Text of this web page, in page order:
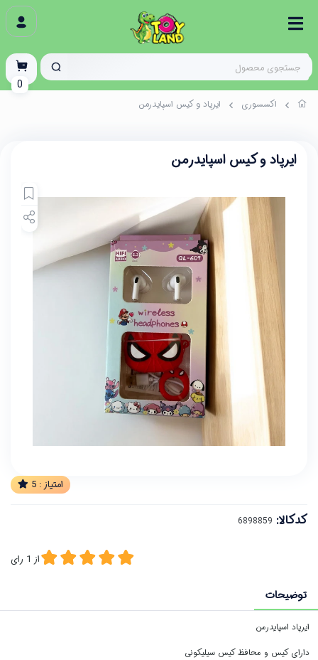
اکسسوری ایرپاد و کیس اسپایدرمن
ایرپاد و کیس اسپایدرمن
امتیاز : 5
کدکالا:
از 1 رای
توضیحات
ایرپاد اسپایدرمن
دارای کیس و محافظ کیس سیلیکونی
0